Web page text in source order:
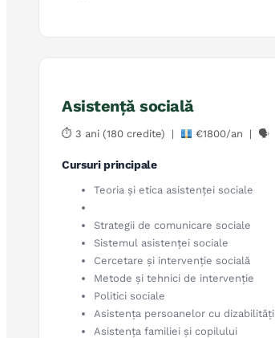
Asistenţă socială
⏱ 3 ani (180 credite) | €1800/an | 🗣
Cursuri principale
Teoria și etica asistenței sociale
Strategii de comunicare sociale
Sistemul asistenței sociale
Cercetare și intervenție socială
Metode și tehnici de intervenție
Politici sociale
Asistența persoanelor cu dizabilități
Asistența familiei și copilului